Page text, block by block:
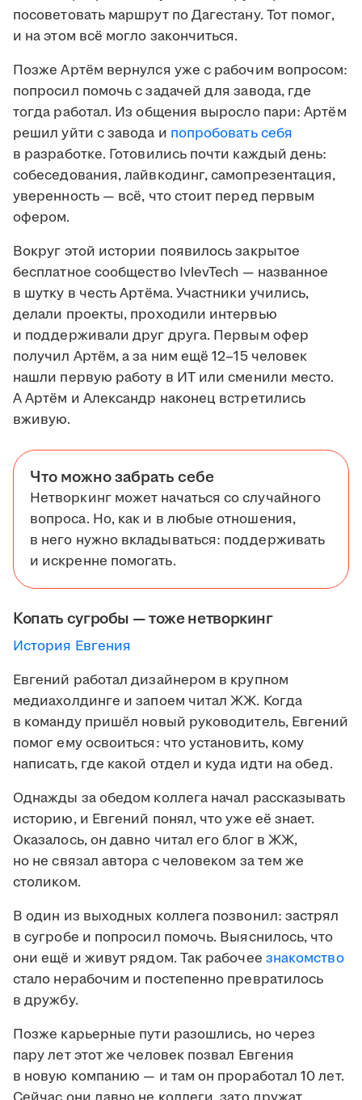
посоветовать маршрут по Дагестану. Тот помог,
и на этом всё могло закончиться.
Позже Артём вернулся уже с рабочим вопросом:
попросил помочь с задачей для завода, где
тогда работал. Из общения выросло пари: Артём
решил уйти с завода и попробовать себя
в разработке. Готовились почти каждый день:
собеседования, лайвкодинг, самопрезентация,
уверенность — всё, что стоит перед первым
офером.
Вокруг этой истории появилось закрытое
бесплатное сообщество IvlevTech — названное
в шутку в честь Артёма. Участники учились,
делали проекты, проходили интервью
и поддерживали друг друга. Первым офер
получил Артём, а за ним ещё 12–15 человек
нашли первую работу в ИТ или сменили место.
А Артём и Александр наконец встретились
вживую.
Что можно забрать себе
Нетворкинг может начаться со случайного
вопроса. Но, как и в любые отношения,
в него нужно вкладываться: поддерживать
и искренне помогать.
Копать сугробы — тоже нетворкинг
История Евгения
Евгений работал дизайнером в крупном
медиахолдинге и запоем читал ЖЖ. Когда
в команду пришёл новый руководитель, Евгений
помог ему освоиться: что установить, кому
написать, где какой отдел и куда идти на обед.
Однажды за обедом коллега начал рассказывать
историю, и Евгений понял, что уже её знает.
Оказалось, он давно читал его блог в ЖЖ,
но не связал автора с человеком за тем же
столиком.
В один из выходных коллега позвонил: застрял
в сугробе и попросил помочь. Выяснилось, что
они ещё и живут рядом. Так рабочее знакомство
стало нерабочим и постепенно превратилось
в дружбу.
Позже карьерные пути разошлись, но через
пару лет этот же человек позвал Евгения
в новую компанию — и там он проработал 10 лет.